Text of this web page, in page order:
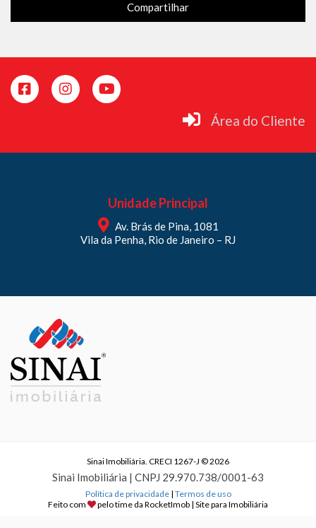
Compartilhar
Área do Cliente
Unidade Principal
Av. Brás de Pina, 1081
Vila da Penha, Rio de Janeiro – RJ
Sinai Imobiliária. CRECI 1267-J © 2026
Sinai Imobiliária | CNPJ 29.970.738/0001-63
Política de privacidade| Termos de uso
Feito com
pelo time da RocketImob | Site para Imobiliária